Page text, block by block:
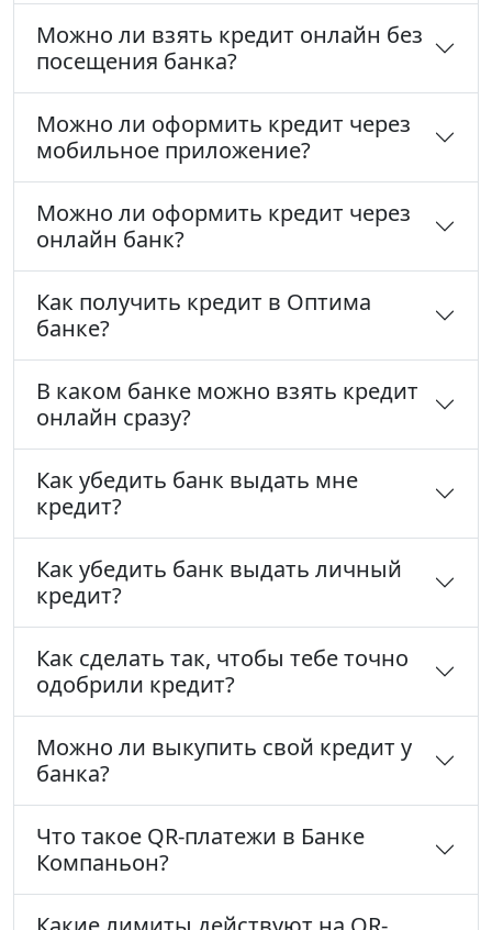
Можно ли взять кредит онлайн без
посещения банка?
Можно ли оформить кредит через
мобильное приложение?
Можно ли оформить кредит через
онлайн банк?
Как получить кредит в Оптима
банке?
В каком банке можно взять кредит
онлайн сразу?
Как убедить банк выдать мне
кредит?
Как убедить банк выдать личный
кредит?
Как сделать так, чтобы тебе точно
одобрили кредит?
Можно ли выкупить свой кредит у
банка?
Что такое QR-платежи в Банке
Компаньон?